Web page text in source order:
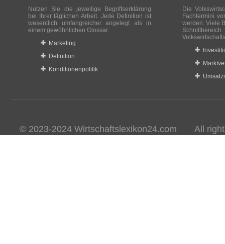
Nutzen Sie die jeweilige Begriffserklärung
bei Ihrer täglichen Arbeit. Jede Definition ist
wesentlich umfangreicher angelegt als in
einem gewöhnlichen Glossar.
Marketing
Definition
Konditionenpolitik
Die
Fachtermini
werden. Viele
© 2023-2024 Wirtschaftslexikon24.com All